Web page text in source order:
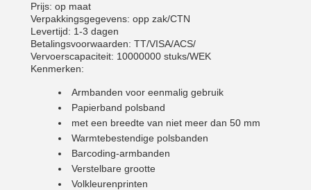
Prijs: op maat
Verpakkingsgegevens: opp zak/CTN
Levertijd: 1-3 dagen
Betalingsvoorwaarden: TT/VISA/ACS/
Vervoerscapaciteit: 10000000 stuks/WEK
Kenmerken:
Armbanden voor eenmalig gebruik
Papierband polsband
met een breedte van niet meer dan 50 mm
Warmtebestendige polsbanden
Barcoding-armbanden
Verstelbare grootte
Volkleurenprinten